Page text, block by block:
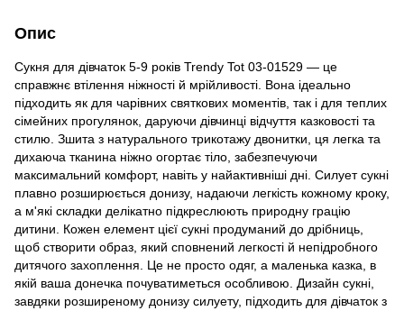
Опис
Сукня для дівчаток 5-9 років Trendy Tot 03-01529 — це
справжнє втілення ніжності й мрійливості. Вона ідеально
підходить як для чарівних святкових моментів, так і для теплих
сімейних прогулянок, даруючи дівчинці відчуття казковості та
стилю. Зшита з натурального трикотажу двонитки, ця легка та
дихаюча тканина ніжно огортає тіло, забезпечуючи
максимальний комфорт, навіть у найактивніші дні. Силует сукні
плавно розширюється донизу, надаючи легкість кожному кроку,
а м'які складки делікатно підкреслюють природну грацію
дитини. Кожен елемент цієї сукні продуманий до дрібниць,
щоб створити образ, який сповнений легкості й непідробного
дитячого захоплення. Це не просто одяг, а маленька казка, в
якій ваша донечка почуватиметься особливою. Дизайн сукні,
завдяки розширеному донизу силуету, підходить для дівчаток з